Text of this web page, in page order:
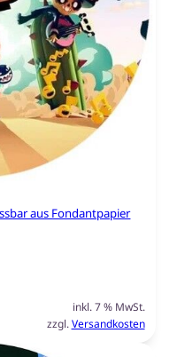
aus Fondantpapier
inkl. 7 % MwSt.
zzgl.Versandkosten